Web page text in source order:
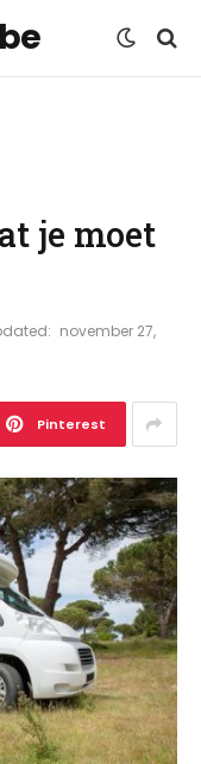
je moet
november 27,
Pinterest